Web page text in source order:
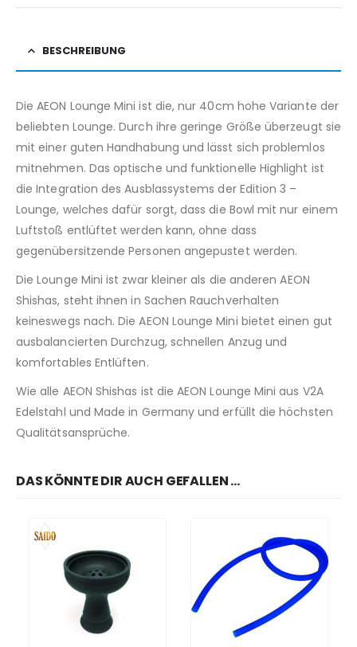
BESCHREIBUNG
Die AEON Lounge Mini ist die, nur 40cm hohe Variante der
beliebten Lounge. Durch ihre geringe Größe überzeugt sie
mit einer guten Handhabung und lässt sich problemlos
mitnehmen. Das optische und funktionelle Highlight ist
die Integration des Ausblassystems der Edition 3 –
Lounge, welches dafür sorgt, dass die Bowl mit nur einem
Luftstoß entlüftet werden kann, ohne dass
gegenübersitzende Personen angepustet werden.
Die Lounge Mini ist zwar kleiner als die anderen AEON
Shishas, steht ihnen in Sachen Rauchverhalten
keineswegs nach. Die AEON Lounge Mini bietet einen gut
ausbalancierten Durchzug, schnellen Anzug und
komfortables Entlüften.
Wie alle AEON Shishas ist die AEON Lounge Mini aus V2A
Edelstahl und Made in Germany und erfüllt die höchsten
Qualitätsansprüche.
DAS KÖNNTE DIR AUCH GEFALLEN …